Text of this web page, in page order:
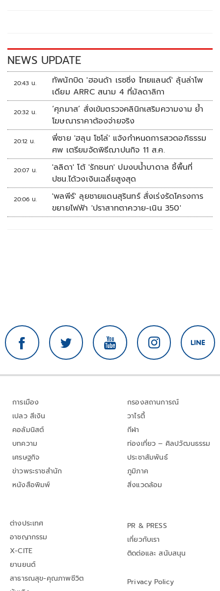
k k
NEWS UPDATE
20:43 น.
ทัพนักบิด 'ฮอนด้า เรซซิ่ง ไทยแลนด์' ลุ้นล่าโพ
เดียม ARRC สนาม 4 ที่มัลดาลิกา
20:32 น.
‘ศุภมาส’ สั่งเข้มตรวจคลินิกเสริมความงาม ย้ำ
โฆษณาราคาต้องจ่ายจริง
20:12 น.
พี่ชาย 'ฮลุน โซโล่' แจ้งกำหนดการสวดอภิธรรม
ศพ เตรียมจัดพิธีฌาปนกิจ 11 ส.ค.
20:07 น.
'ลลิดา' โต้ 'รักชนก' ปมงบน้ำบาดาล ชี้พื้นที่
ปชน.ได้วงเงินเฉลี่ยสูงสุด
20:06 น.
'พลพีร์' ลุยชายแดนสุรินทร์ สั่งเร่งรัดโครงการ
ขยายไฟฟ้า 'ปราสาทตาควาย-เนิน 350'
การเมือง
เปลว สีเงิน
คอลัมนิสต์
บทความ
เศรษฐกิจ
ข่าวพระราชสำนัก
หนังสือพิมพ์
กรองสถานการณ์
วาไรตี้
กีฬา
ท่องเที่ยว – ศิลปวัฒนธรรม
ประชาสัมพันธ์
ภูมิภาค
สิ่งแวดล้อม
ต่างประเทศ
อาชญากรรม
X-CITE
ยานยนต์
สาธารณสุข-คุณภาพชีวิต
PR & PRESS
เกี่ยวกับเรา
ติดต่อและ สนับสนุน
Privacy Policy